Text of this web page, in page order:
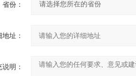
省份：
址：
明：